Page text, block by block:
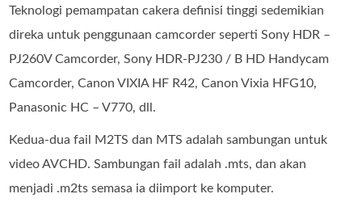
Teknologi pemampatan cakera definisi tinggi sedemikian
direka untuk penggunaan camcorder seperti Sony HDR –
PJ260V Camcorder, Sony HDR-PJ230 / B HD Handycam
Camcorder, Canon VIXIA HF R42, Canon Vixia HFG10,
Panasonic HC – V770, dll.
Kedua-dua fail M2TS dan MTS adalah sambungan untuk
video AVCHD. Sambungan fail adalah .mts, dan akan
menjadi .m2ts semasa ia diimport ke komputer.